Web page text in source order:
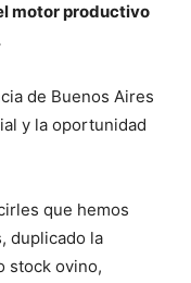
motor productivo
de Buenos Aires
y la oportunidad
que hemos
duplicado la
stock ovino,